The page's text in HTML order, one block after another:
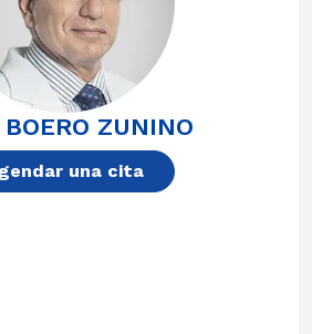
ZUNINO
una cita